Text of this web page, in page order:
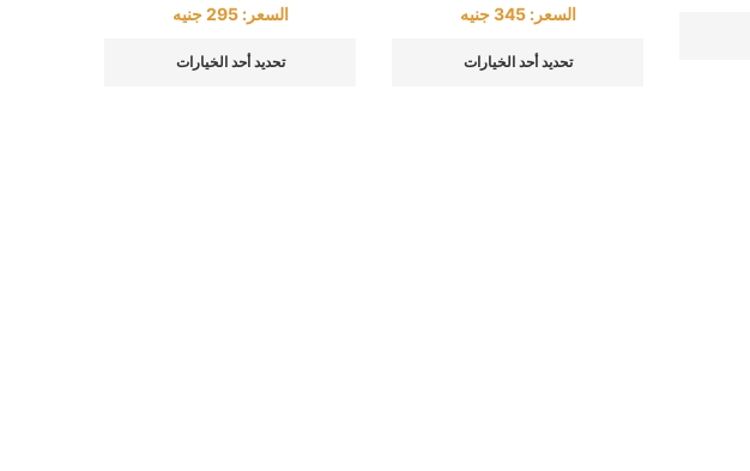
السعر:345 جنيه
تحديد أحد الخيارات
السعر:295 جنيه
تحديد أحد الخيارات